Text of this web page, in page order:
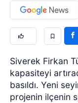
Siverek Firkan
kapasiteyi
basıldı. Yeni
projenin ilçenin